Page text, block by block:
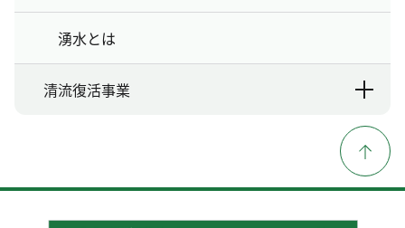
湧水とは
清流復活事業